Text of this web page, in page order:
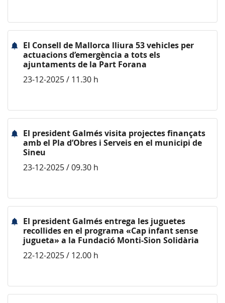
El Consell de Mallorca lliura 53 vehicles per
actuacions d’emergència a tots els
ajuntaments de la Part Forana
23-12-2025 / 11.30 h
El president Galmés visita projectes finançats
amb el Pla d’Obres i Serveis en el municipi de
Sineu
23-12-2025 / 09.30 h
El president Galmés entrega les juguetes
recollides en el programa «Cap infant sense
jugueta» a la Fundació Monti-Sion Solidària
22-12-2025 / 12.00 h